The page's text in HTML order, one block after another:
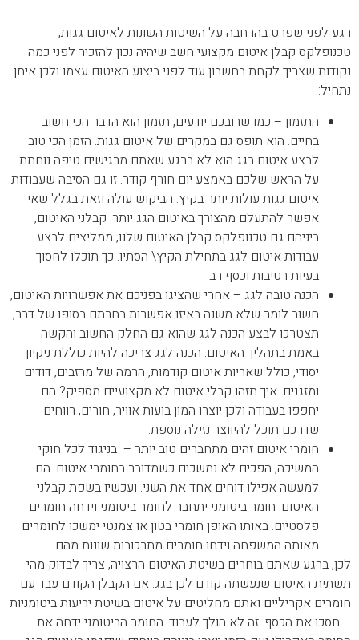
רגע לפני שפרט בהרחבה על השיטות השונות לאיטום גגות,
טכנופלקס קבלן איטום מקצועי חשב שיהיה נכון להזכיר לפני כמה
נקודות שצריך לקחת בחשבון עוד לפני ביצוע האיטום עצמו ולכן איתן
נתחיל:
התזמון – כמו שרובכם יודעים, תזמון הוא הדבר הכי חשוב
בחיים. הוא תופס גם במקרים של איטום גגות. הזמן הכי טוב
לבצע איטום בגג הוא לא ברגע שאתם מרגישים טיפה נוחתת
על הראש שלכם באמצע יום חורף קודר. זו גם הסיבה שעבודות
איטום גגות עולות יותר בקיץ: הביקוש עולה וזאת בגלל שאי
אפשר להתעלם מהצורך באיטום הגג יותר. קבלני האיטום,
ביניהם גם טכנופלקס קבלן האיטום שלנו, ממליצים לבצע
עבודות איטום לגג בתחילת הקיץ\ הסתיו. כך תוכלו לחסוך
בעיות רטיבות וכסף רב.
הכנה טובה לגג – אחרי שהציגו בפניכם את אפשרויות האיטום,
חשוב לומר שלא משנה באיזו אפשרות בחרתם בסופו של דבר,
תצטרכו לבצע הכנה לגג שהוא גם החלק החשוב והקשה
באמת בתהליך האיטום. הכנה לגג צריכה להיות כוללת ניקיון
יסודי, כולל שאריות איטום קודמות, הרמה של מרזבים, דודים
ומזגנים. איך תזהו קבלי איטום לא מקצועיים מספיק? הם
יחפפו בעבודה ולכן יוצרו המון בועות אוויר, חורים, רווחים
שדרכם תוכל להיווצר נזילה נוספת.
חומרי איטום זהים מתחברים טוב יותר – בניגוד לכל חוקי
המשיכה, הפכים לא נמשכים כשמדובר בחומרי איטום. הם
למעשה אפילו דוחים אחד את השני. ועכשיו בשפת קבלני
האיטום: חומר ביטומני יתחבר לחומר ביטומני וידחה חומרים
פלסטיים. באותו האופן חומרי בטון או צמנטי ימשכו לחומרים
מאותה המשפחה וידחו חומרים מתרכובות שונות מהם.
לכן, ברגע שאתם בוחרים בשיטת האיטום הרצויה, צריך לבדוק מהי
תשתית האיטום שנעשתה קודם לכן בגג. אם הקבלן הקודם עבד עם
חומרים אקריליים ואתם מחליטים על איטום בשיטת יריעות ביטומניות
– חסכו את הכסף. זה לא הולך לעבוד. החומר הביטומני ידחה את